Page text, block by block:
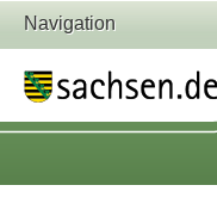
Navigation